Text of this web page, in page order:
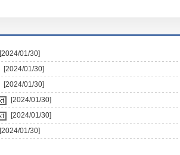
[2024/01/30]
[2024/01/30]
[2024/01/30]
[2024/01/30]
[2024/01/30]
[2024/01/30]